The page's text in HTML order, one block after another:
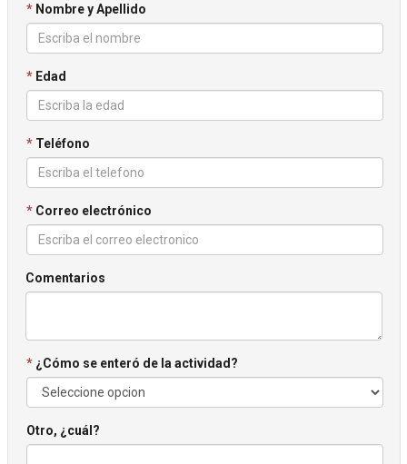
* Nombre y Apellido
* Edad
* Teléfono
* Correo electrónico
Comentarios
* ¿Cómo se enteró de la actividad?
Otro, ¿cuál?